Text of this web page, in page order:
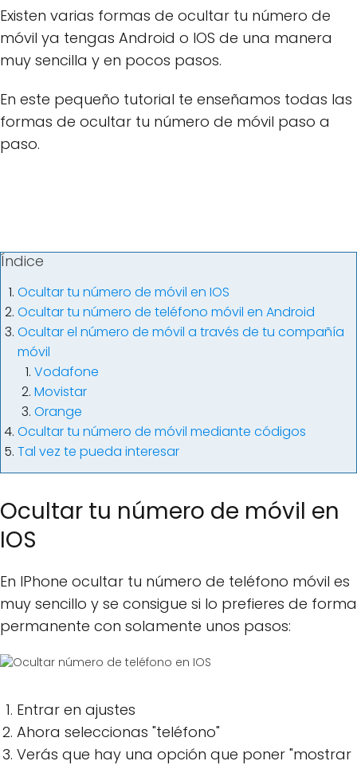
Existen varias formas de ocultar tu número de
móvil ya tengas Android o IOS de una manera
muy sencilla y en pocos pasos.
En este pequeño tutorial te enseñamos todas las
formas de ocultar tu número de móvil paso a
paso.
Índice
Ocultar tu número de móvil en IOS
Ocultar tu número de teléfono móvil en Android
Ocultar el número de móvil a través de tu compañía
móvil
Vodafone
Movistar
Orange
Ocultar tu número de móvil mediante códigos
Tal vez te pueda interesar
Ocultar tu número de móvil en
IOS
En IPhone ocultar tu número de teléfono móvil es
muy sencillo y se consigue si lo prefieres de forma
permanente con solamente unos pasos:
Entrar en ajustes
Ahora seleccionas "teléfono"
Verás que hay una opción que poner "mostrar